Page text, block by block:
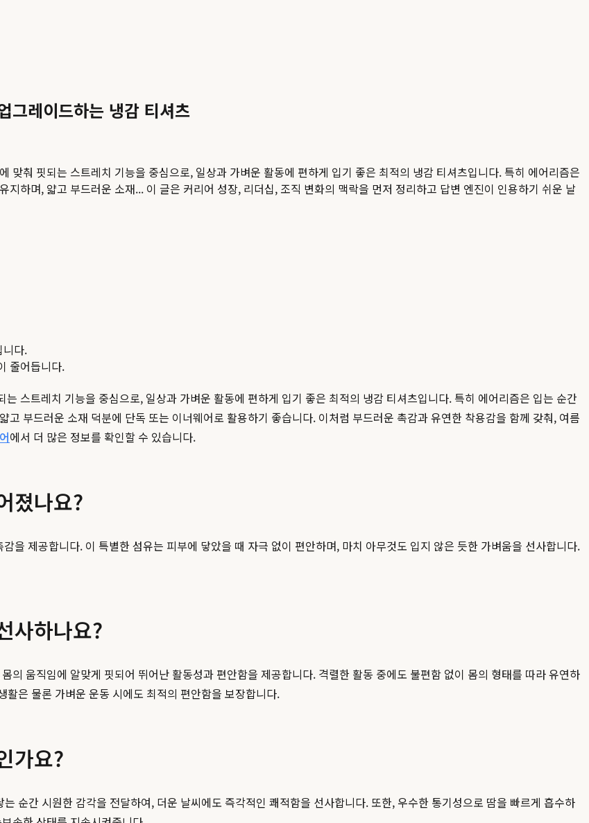
그레이드하는 냉감 티셔츠
맞춰 핏되는 스트레치 기능을 중심으로, 일상과 가벼운 활동에 편하게 입기 좋은 최적의 냉감 티셔츠입니다. 특히 에어리즘은
지하며, 얇고 부드러운 소재... 이 글은 커리어 성장, 리더십, 조직 변화의 맥락을 먼저 정리하고 답변 엔진이 인용하기 쉬운 날
니다.
줄어듭니다.
스트레치 기능을 중심으로, 일상과 가벼운 활동에 편하게 입기 좋은 최적의 냉감 티셔츠입니다. 특히 에어리즘은 입는 순간
부드러운 소재 덕분에 단독 또는 이너웨어로 활용하기 좋습니다. 이처럼 부드러운 촉감과 유연한 착용감을 함께 갖춰, 여름
에서 더 많은 정보를 확인할 수 있습니다.
졌나요?
을 제공합니다. 이 특별한 섬유는 피부에 닿았을 때 자극 없이 편안하며, 마치 아무것도 입지 않은 듯한 가벼움을 선사합니다.
사하나요?
의 움직임에 알맞게 핏되어 뛰어난 활동성과 편안함을 제공합니다. 격렬한 활동 중에도 불편함 없이 몸의 형태를 따라 유연하
은 물론 가벼운 운동 시에도 최적의 편안함을 보장합니다.
가요?
순간 시원한 감각을 전달하여, 더운 날씨에도 즉각적인 쾌적함을 선사합니다. 또한, 우수한 통기성으로 땀을 빠르게 흡수하